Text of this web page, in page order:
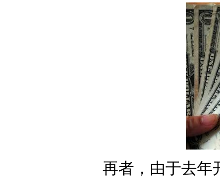
再者，由于去年